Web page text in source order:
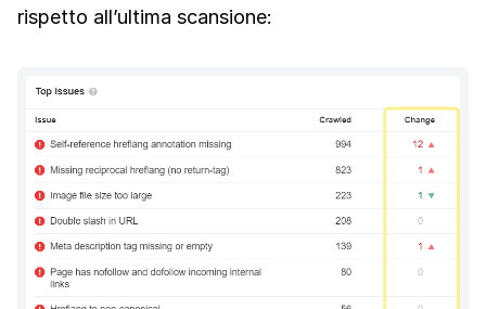
rispetto all’ultima scansione: